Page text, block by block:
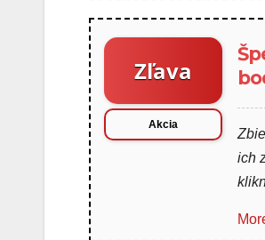
Zľava
Akcia
ich